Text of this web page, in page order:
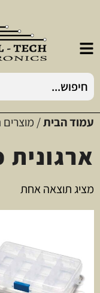
עמוד הבית/ מוצרים
מציג תוצאה אחת